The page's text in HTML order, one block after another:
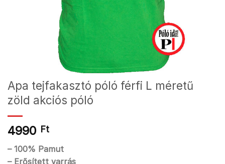
Apa tejfakasztó póló férfi L méretű
zöld akciós póló
4990 Ft
– 100% Pamut
– Erősített varrás